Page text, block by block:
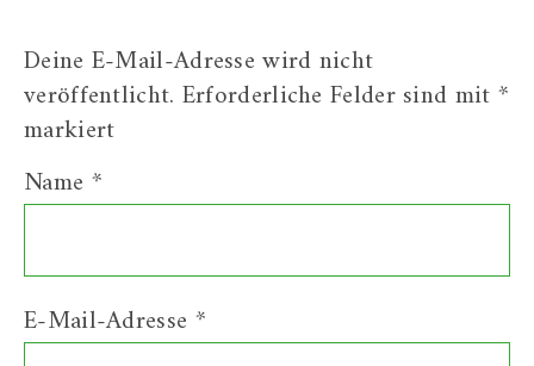
Deine E-Mail-Adresse wird nicht
veröffentlicht. Erforderliche Felder sind mit*
markiert
Name *
E-Mail-Adresse *